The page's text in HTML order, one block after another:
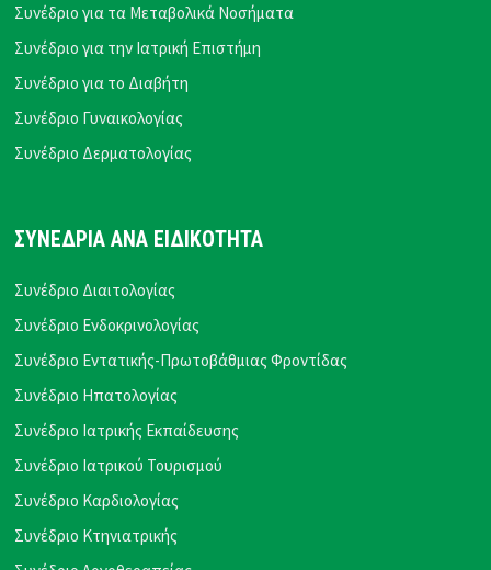
Συνέδριο για τα Μεταβολικά Νοσήματα
Συνέδριο για την Ιατρική Επιστήμη
Συνέδριο για το Διαβήτη
Συνέδριο Γυναικολογίας
Συνέδριο Δερματολογίας
ΣΥΝΕΔΡΙΑ ΑΝΑ ΕΙΔΙΚΟΤΗΤΑ
Συνέδριο Διαιτολογίας
Συνέδριο Ενδοκρινολογίας
Συνέδριο Εντατικής-Πρωτοβάθμιας Φροντίδας
Συνέδριο Ηπατολογίας
Συνέδριο Ιατρικής Εκπαίδευσης
Συνέδριο Ιατρικού Τουρισμού
Συνέδριο Καρδιολογίας
Συνέδριο Κτηνιατρικής